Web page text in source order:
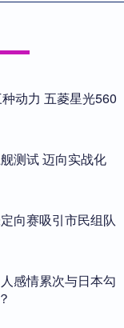
动力 五菱星光560
测试 迈向实战化
向赛吸引市民组队
感情累次与日本勾